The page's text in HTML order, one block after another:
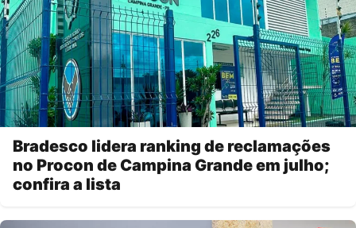
Bradesco lidera ranking de reclamações
no Procon de Campina Grande em julho;
confira a lista